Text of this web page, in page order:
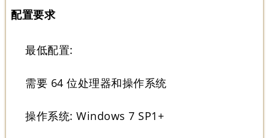
配置要求
最低配置:
需要 64 位处理器和操作系统
操作系统: Windows 7 SP1+